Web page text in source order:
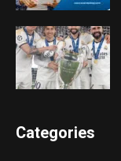
Categories